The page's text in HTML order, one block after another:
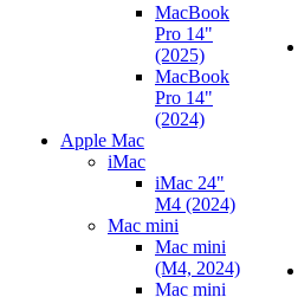
MacBook
Pro 14"
(2025)
MacBook
Pro 14"
(2024)
Apple Mac
iMac
iMac 24"
M4 (2024)
Mac mini
Mac mini
(M4, 2024)
Mac mini